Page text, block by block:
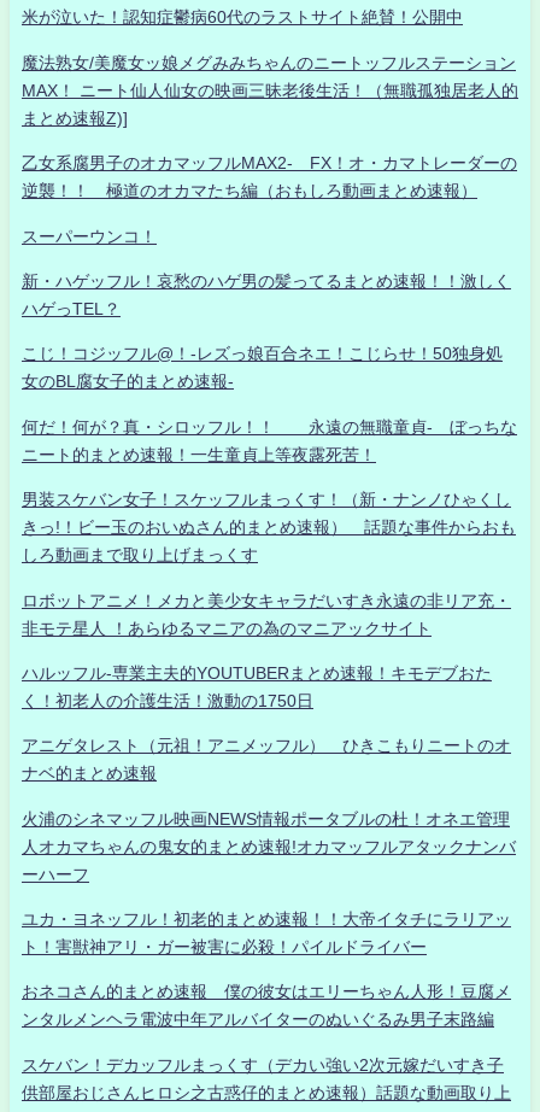
米が泣いた！認知症鬱病60代のラストサイト絶賛！公開中
魔法熟女/美魔女ッ娘メグみみちゃんのニートッフルステーション
MAX！ ニート仙人仙女の映画三昧老後生活！（無職孤独居老人的
まとめ速報Z)]
乙女系腐男子のオカマッフルMAX2- FX！オ・カマトレーダーの
逆襲！！ 極道のオカマたち編（おもしろ動画まとめ速報）
スーパーウンコ！
新・ハゲッフル！哀愁のハゲ男の髪ってるまとめ速報！！激しく
ハゲっTEL？
こじ！コジッフル@！-レズっ娘百合ネエ！こじらせ！50独身処
女のBL腐女子的まとめ速報-
何だ！何が？真・シロッフル！！ 永遠の無職童貞- ぼっちな
ニート的まとめ速報！一生童貞上等夜露死苦！
男装スケバン女子！スケッフルまっくす！（新・ナンノひゃくし
きっ!！ビー玉のおいぬさん的まとめ速報） 話題な事件からおも
しろ動画まで取り上げまっくす
ロボットアニメ！メカと美少女キャラだいすき永遠の非リア充・
非モテ星人 ！あらゆるマニアの為のマニアックサイト
ハルッフル-専業主夫的YOUTUBERまとめ速報！キモデブおた
く！初老人の介護生活！激動の1750日
アニゲタレスト（元祖！アニメッフル） ひきこもりニートのオ
ナベ的まとめ速報
火浦のシネマッフル映画NEWS情報ポータブルの杜！オネエ管理
人オカマちゃんの鬼女的まとめ速報!オカマッフルアタックナンバ
ーハーフ
ユカ・ヨネッフル！初老的まとめ速報！！大帝イタチにラリアッ
ト！害獣神アリ・ガー被害に必殺！パイルドライバー
おネコさん的まとめ速報 僕の彼女はエリーちゃん人形！豆腐メ
ンタルメンヘラ電波中年アルバイターのぬいぐるみ男子末路編
スケバン！デカッフルまっくす（デカい強い2次元嫁だいすき子
供部屋おじさんヒロシ之古惑仔的まとめ速報）話題な動画取り上